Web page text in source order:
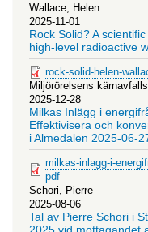
Wallace, Helen
2025-11-01
Rock Solid? A
high-level radioactive
rock-solid-helen-
Miljörörelsens
2025-12-28
Milkas Inlägg i
Effektivisera och
i Almedalen 2025-06-
milkas-inlagg-i-
pdf
Schori, Pierre
2025-08-06
Tal av Pierre Schori i